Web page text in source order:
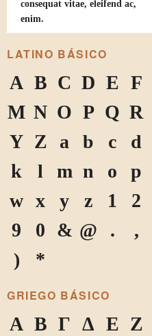
consequat vitae, eleifend ac,
enim.
LATINO BÁSICO
A B C D E F
M N O P Q R
Y Z a b c d
k
l m n o p
w x y z 1 2
9
0 & @ . ,
)
*
GRIEGO BÁSICO
Α Β Γ Δ Ε Ζ